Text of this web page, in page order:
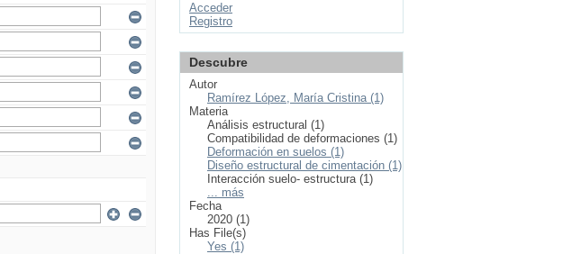
Acceder
Registro
Descubre
Autor
Ramírez López, María Cristina (1)
Materia
Análisis estructural (1)
Compatibilidad de deformaciones (1)
Deformación en suelos (1)
Diseño estructural de cimentación (1)
Interacción suelo- estructura (1)
... más
Fecha
2020 (1)
Has File(s)
Yes (1)